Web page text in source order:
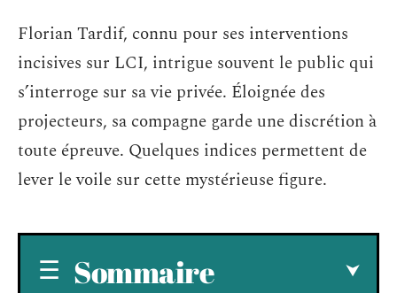
Florian Tardif, connu pour ses interventions
incisives sur LCI, intrigue souvent le public qui
s’interroge sur sa vie privée. Éloignée des
projecteurs, sa compagne garde une discrétion à
toute épreuve. Quelques indices permettent de
lever le voile sur cette mystérieuse figure.
Sommaire